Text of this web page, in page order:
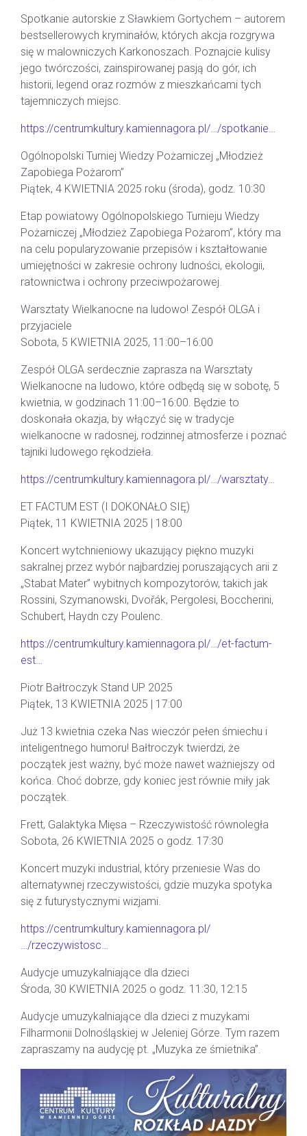
Spotkanie autorskie z Sławkiem Gortychem – autorem
bestsellerowych kryminałów, których akcja rozgrywa
się w malowniczych Karkonoszach. Poznajcie kulisy
jego twórczości, zainspirowanej pasją do gór, ich
historii, legend oraz rozmów z mieszkańcami tych
tajemniczych miejsc.
https://centrumkultury.kamiennagora.pl/…/spotkanie…
Ogólnopolski Turniej Wiedzy Pożarniczej „Młodzież
Zapobiega Pożarom”
Piątek, 4 KWIETNIA 2025 roku (środa), godz. 10:30
Etap powiatowy Ogólnopolskiego Turnieju Wiedzy
Pożarniczej „Młodzież Zapobiega Pożarom”, który ma
na celu popularyzowanie przepisów i kształtowanie
umiejętności w zakresie ochrony ludności, ekologii,
ratownictwa i ochrony przeciwpożarowej.
Warsztaty Wielkanocne na ludowo! Zespół OLGA i
przyjaciele
Sobota, 5 KWIETNIA 2025, 11:00–16:00
Zespół OLGA serdecznie zaprasza na Warsztaty
Wielkanocne na ludowo, które odbędą się w sobotę, 5
kwietnia, w godzinach 11:00–16:00. Będzie to
doskonała okazja, by włączyć się w tradycje
wielkanocne w radosnej, rodzinnej atmosferze i poznać
tajniki ludowego rękodzieła.
https://centrumkultury.kamiennagora.pl/…/warsztaty…
ET FACTUM EST (I DOKONAŁO SIĘ)
Piątek, 11 KWIETNIA 2025 | 18:00
Koncert wytchnieniowy ukazujący piękno muzyki
sakralnej przez wybór najbardziej poruszających arii z
„Stabat Mater” wybitnych kompozytorów, takich jak
Rossini, Szymanowski, Dvořák, Pergolesi, Boccherini,
Schubert, Haydn czy Poulenc.
https://centrumkultury.kamiennagora.pl/…/et-factum-
est…
Piotr Bałtroczyk Stand UP 2025
Piątek, 13 KWIETNIA 2025 | 17:00
Już 13 kwietnia czeka Nas wieczór pełen śmiechu i
inteligentnego humoru! Bałtroczyk twierdzi, że
początek jest ważny, być może nawet ważniejszy od
końca. Choć dobrze, gdy koniec jest równie miły jak
początek.
Frett, Galaktyka Mięsa – Rzeczywistość równoległa
Sobota, 26 KWIETNIA 2025 o godz. 17:30
Koncert muzyki industrial, który przeniesie Was do
alternatywnej rzeczywistości, gdzie muzyka spotyka
się z futurystycznymi wizjami.
https://centrumkultury.kamiennagora.pl/
…/rzeczywistosc…
Audycje umuzykalniające dla dzieci
Środa, 30 KWIETNIA 2025 o godz. 11:30, 12:15
Audycje umuzykalniające dla dzieci z muzykami
Filharmonii Dolnośląskiej w Jeleniej Górze. Tym razem
zapraszamy na audycję pt. „Muzyka ze śmietnika”.